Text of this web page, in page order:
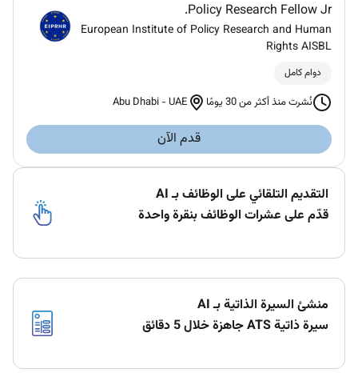
Policy Research Fellow Jr.
European Institute of Policy Research and Human
Rights AISBL
دوام كامل
نُشرت منذ أكثر من 30 يومًا Abu Dhabi -UAE
قدم الآن
التقديم التلقائي على الوظائف بـ AI
قدّم على عشرات الوظائف بنقرة واحدة
منشئ السيرة الذاتية بـ AI
سيرة ذاتية ATS جاهزة خلال 5 دقائق